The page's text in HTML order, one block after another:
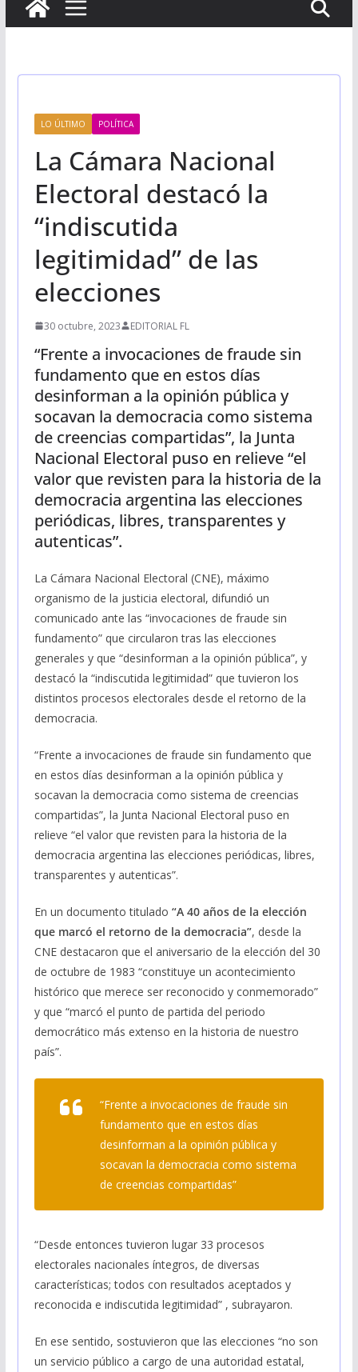
LO ÚLTIMO POLÍTICA
La Cámara Nacional
Electoral destacó la
“indiscutida
legitimidad” de las
elecciones
30 octubre, 2023 EDITORIAL FL
“Frente a invocaciones de fraude sin
fundamento que en estos días
desinforman a la opinión pública y
socavan la democracia como sistema
de creencias compartidas”, la Junta
Nacional Electoral puso en relieve “el
valor que revisten para la historia de la
democracia argentina las elecciones
periódicas, libres, transparentes y
autenticas”.
La Cámara Nacional Electoral (CNE), máximo
organismo de la justicia electoral, difundió un
comunicado ante las “invocaciones de fraude sin
fundamento” que circularon tras las elecciones
generales y que “desinforman a la opinión pública”, y
destacó la “indiscutida legitimidad” que tuvieron los
distintos procesos electorales desde el retorno de la
democracia.
“Frente a invocaciones de fraude sin fundamento que
en estos días desinforman a la opinión pública y
socavan la democracia como sistema de creencias
compartidas”, la Junta Nacional Electoral puso en
relieve “el valor que revisten para la historia de la
democracia argentina las elecciones periódicas, libres,
transparentes y autenticas”.
En un documento titulado “A 40 años de la elección
que marcó el retorno de la democracia”, desde la
CNE destacaron que el aniversario de la elección del 30
de octubre de 1983 “constituye un acontecimiento
histórico que merece ser reconocido y conmemorado”
y que “marcó el punto de partida del periodo
democrático más extenso en la historia de nuestro
país”.
“Frente a invocaciones de fraude sin
fundamento que en estos días
desinforman a la opinión pública y
socavan la democracia como sistema
de creencias compartidas”
“Desde entonces tuvieron lugar 33 procesos
electorales nacionales íntegros, de diversas
características; todos con resultados aceptados y
reconocida e indiscutida legitimidad” , subrayaron.
En ese sentido, sostuvieron que las elecciones “no son
un servicio público a cargo de una autoridad estatal,